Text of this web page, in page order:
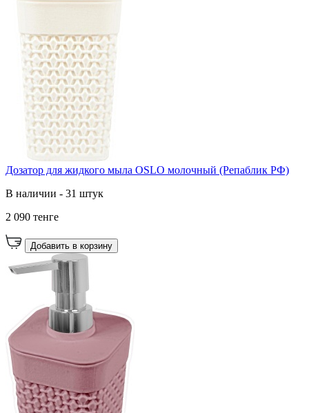
Дозатор для жидкого мыла OSLO молочный (Репаблик РФ)
В наличии - 31 штук
2 090 тенге
Добавить в корзину